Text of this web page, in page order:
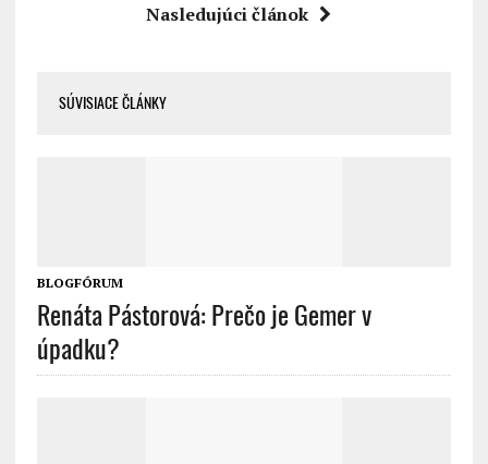
Nasledujúci článok
SÚVISIACE ČLÁNKY
BLOGFÓRUM
Renáta Pástorová: Prečo je Gemer v
úpadku?